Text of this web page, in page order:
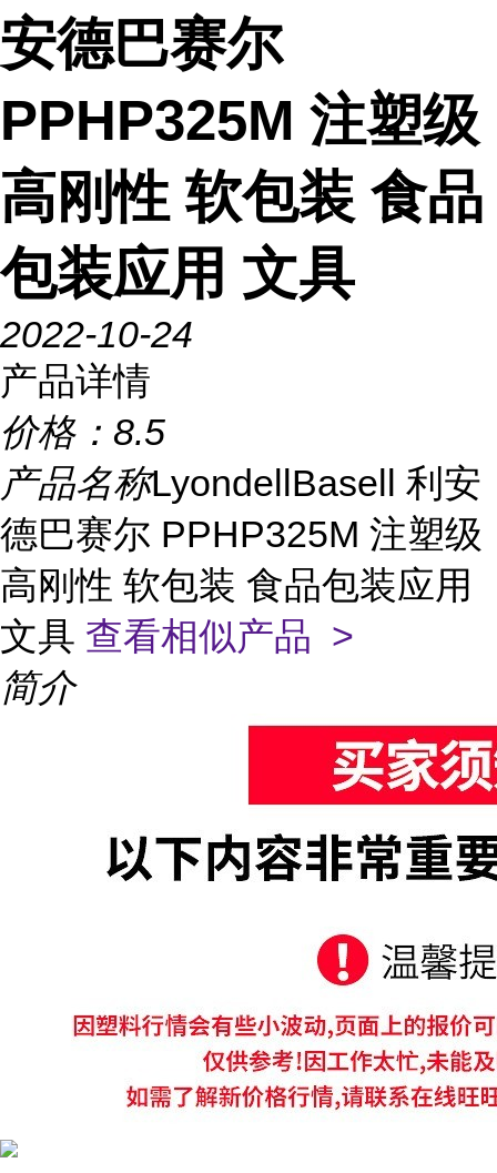
安德巴赛尔
PPHP325M 注塑级
高刚性 软包装 食品
包装应用 文具
2022-10-24
产品详情
价格： 8.5
产品名称LyondellBasell 利安
德巴赛尔 PPHP325M 注塑级
高刚性 软包装 食品包装应用
文具 查看相似产品 >
简介